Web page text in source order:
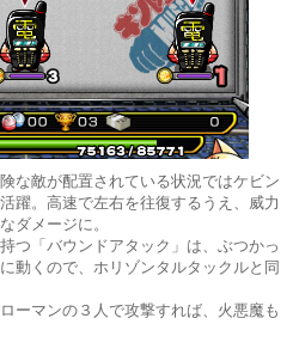
な敵が配置されている状況ではケビン
躍。高速で左右を往復するうえ、威力
ダメージに。
つ「バウンドアタック」は、ぶつかっ
動くので、ホリゾンタルタックルと同
ーマンの３人で攻撃すれば、火悪魔も